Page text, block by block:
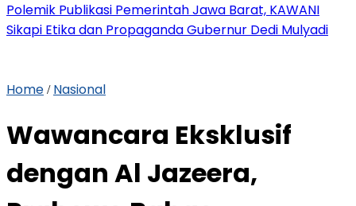
Polemik Publikasi Pemerintah Jawa Barat, KAWANI
Sikapi Etika dan Propaganda Gubernur Dedi Mulyadi
Home / Nasional
Wawancara Eksklusif
dengan Al Jazeera,